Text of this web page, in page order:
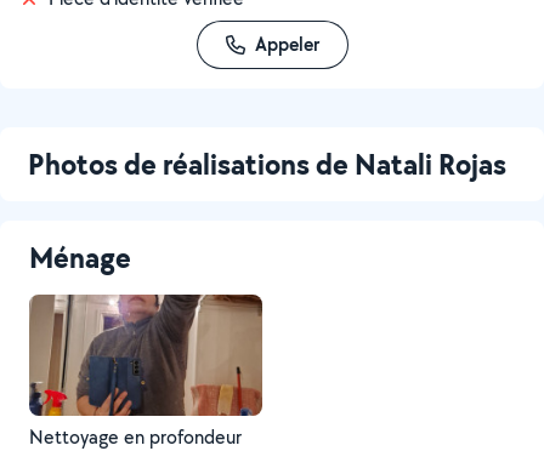
Appeler
Photos de réalisations de Natali Rojas
Ménage
Nettoyage en profondeur